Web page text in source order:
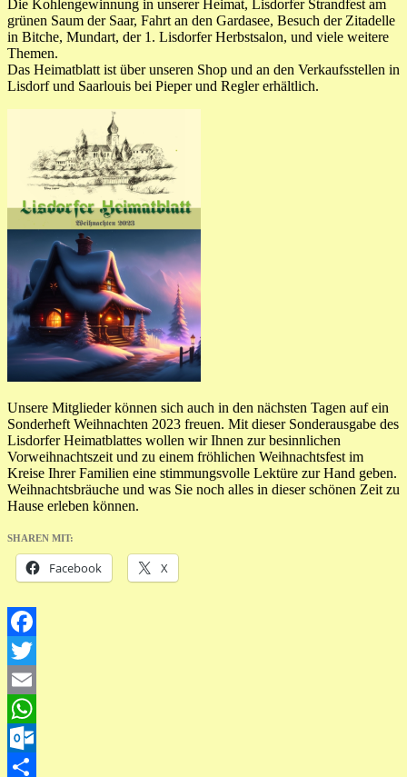
Die Kohlengewinnung in unserer Heimat, Lisdorfer Strandfest am
grünen Saum der Saar, Fahrt an den Gardasee, Besuch der Zitadelle
in Bitche, Mundart, der 1. Lisdorfer Herbstsalon, und viele weitere
Themen.
Das Heimatblatt ist über unseren Shop und an den Verkaufsstellen in
Lisdorf und Saarlouis bei Pieper und Regler erhältlich.
Unsere Mitglieder können sich auch in den nächsten Tagen auf ein
Sonderheft Weihnachten 2023 freuen. Mit dieser Sonderausgabe des
Lisdorfer Heimatblattes wollen wir Ihnen zur besinnlichen
Vorweihnachtszeit und zu einem fröhlichen Weihnachtsfest im
Kreise Ihrer Familien eine stimmungsvolle Lektüre zur Hand geben.
Weihnachtsbräuche und was Sie noch alles in dieser schönen Zeit zu
Hause erleben können.
SHAREN MIT:
Facebook X
Facebook
Twitter
Email
WhatsApp
Outlook.com